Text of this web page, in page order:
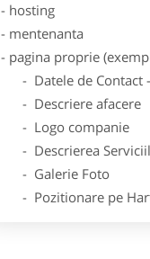
- hosting
- mentenanta
- pagina proprie
- Datele de Contact -
- Descriere afacere
- Logo companie
- Descrierea
- Galerie Foto
- Pozitionare pe